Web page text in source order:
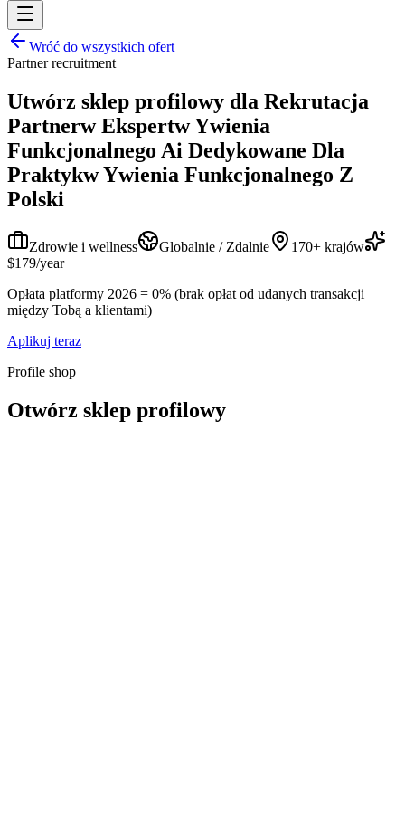
Wróć do wszystkich ofert
Partner recruitment
Utwórz sklep profilowy dla Rekrutacja
Partnerw Ekspertw Ywienia
Funkcjonalnego Ai Dedykowane Dla
Praktykw Ywienia Funkcjonalnego Z
Polski
Zdrowie i wellness Globalnie / Zdalnie
170+ krajów
$179/year
Opłata platformy 2026 = 0% (brak opłat od udanych transakcji
między Tobą a klientami)
Aplikuj teraz
Profile shop
Otwórz sklep profilowy